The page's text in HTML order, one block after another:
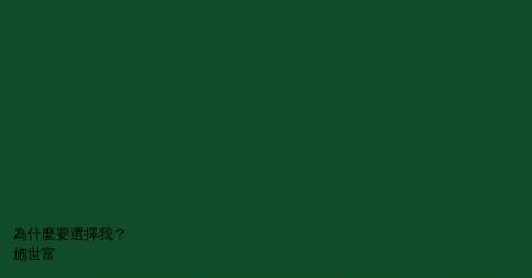
為什麼要選擇我？
施世富